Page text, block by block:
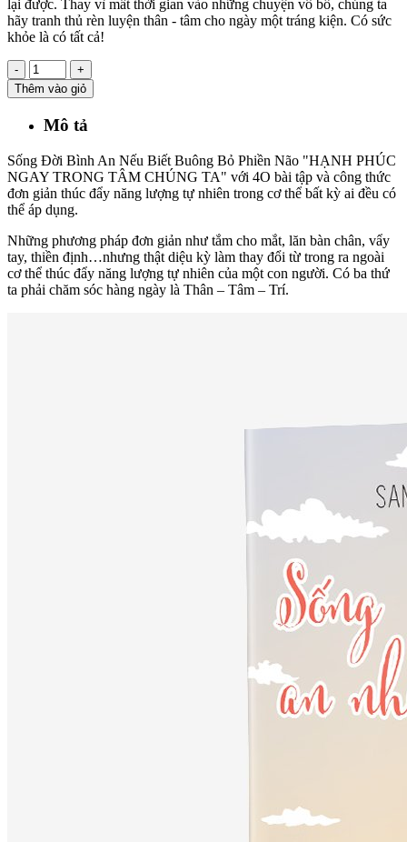
lại được. Thay vì mất thời gian vào những chuyện vô bổ, chúng ta
hãy tranh thủ rèn luyện thân - tâm cho ngày một tráng kiện. Có sức
khỏe là có tất cả!
-
+
Thêm vào giỏ
Mô tả
Sống Đời Bình An Nếu Biết Buông Bỏ Phiền Não "HẠNH PHÚC
NGAY TRONG TÂM CHÚNG TA" với 4O bài tập và công thức
đơn giản thúc đẩy năng lượng tự nhiên trong cơ thể bất kỳ ai đều có
thể áp dụng.
Những phương pháp đơn giản như tắm cho mắt, lăn bàn chân, vẩy
tay, thiền định…nhưng thật diệu kỳ làm thay đổi từ trong ra ngoài
cơ thể thúc đẩy năng lượng tự nhiên của một con người. Có ba thứ
ta phải chăm sóc hàng ngày là Thân – Tâm – Trí.